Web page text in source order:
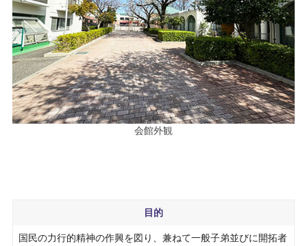
会館外観
目的
国民の力行的精神の作興を図り、兼ねて一般子弟並びに開拓者